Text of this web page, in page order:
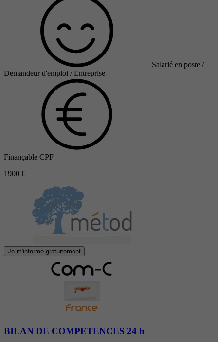
Salarié en poste /
Demandeur d'emploi / Entreprise
Finançable CPF
1900 €
Je m'informe gratuitement
BILAN DE COMPETENCES 24 h